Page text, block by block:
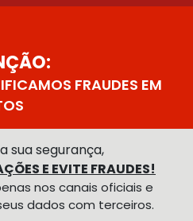
FRAUDES EM
sua segurança,
E EVITE FRAUDES!
nos canais oficiais e
dados com terceiros.